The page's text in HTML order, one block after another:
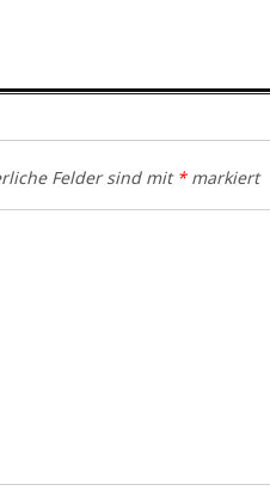
Felder sind mit *markiert